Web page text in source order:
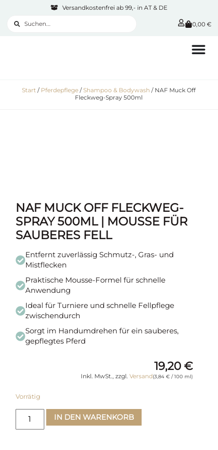
Versandkostenfrei ab 99,- in AT & DE
0,00 €
Start / Pferdepflege /Shampoo & Bodywash / NAF Muck Off
Fleckweg-Spray 500ml
NAF MUCK OFF FLECKWEG-
SPRAY 500ML | MOUSSE FÜR
SAUBERES FELL
Entfernt zuverlässig Schmutz-, Gras- und
Mistflecken
Praktische Mousse-Formel für schnelle
Anwendung
Ideal für Turniere und schnelle Fellpflege
zwischendurch
Sorgt im Handumdrehen für ein sauberes,
gepflegtes Pferd
19,20 €
Inkl. MwSt., zzgl. Versand(3,84 €/ 100 ml)
Vorrätig
IN DEN WARENKORB